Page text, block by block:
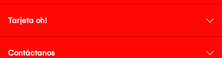
Tarjeta oh!
Contáctanos